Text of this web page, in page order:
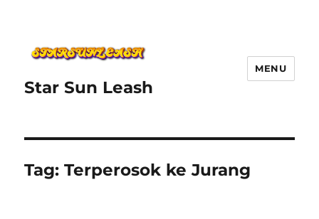
Star Sun Leash
MENU
Tag:Terperosok ke Jurang